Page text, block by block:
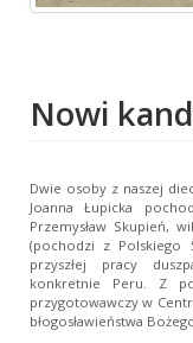
Nowi
Dwie osoby z naszej
Joanna Łupicka
Przemysław Skupień,
(pochodzi z Polskiego
przyszłej pracy
konkretnie Peru. Z
przygotowawczy w
błogosławieństwa